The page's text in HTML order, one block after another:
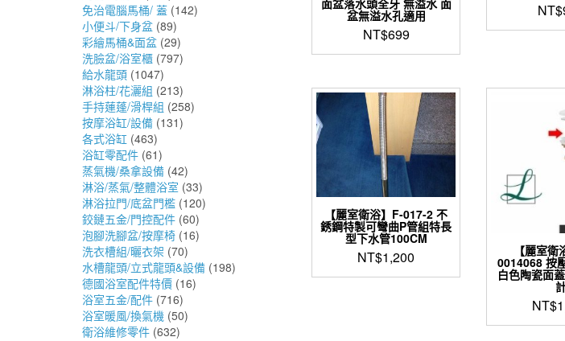
免治電腦馬桶/ 蓋 (142)
小便斗/下身盆 (89)
彩繪馬桶&面盆 (29)
洗臉盆/浴室櫃 (797)
給水龍頭 (1047)
淋浴柱/花灑組 (213)
手持蓮蓬/滑桿組 (258)
按摩浴缸/設備 (131)
各式浴缸 (463)
浴缸零配件 (61)
蒸氣機/桑拿設備 (42)
淋浴/蒸氣/整體浴室 (33)
淋浴拉門/底盆門檻 (120)
鉸鏈五金/門控配件 (60)
泡腳洗腳盆/按摩椅 (16)
洗衣槽組/曬衣架 (70)
水槽龍頭/立式龍頭&設備 (198)
德國浴室配件特價 (16)
浴室五金/配件 (716)
浴室暖風/換氣機 (50)
衛浴維修零件 (632)
盆無溢水孔適用
NT$699
NT$
【麗室衛浴】F-017-2 不
銹鋼特製可彎曲P管組特長
型下水管100CM
NT$1,200 【麗室
0014068 按
白色陶瓷面
NT$